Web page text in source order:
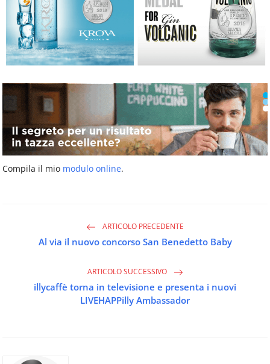
Compila il mio modulo online.
ARTICOLO PRECEDENTE
Al via il nuovo concorso San Benedetto Baby
ARTICOLO SUCCESSIVO
illycaffè torna in televisione e presenta i nuovi
LIVEHAPPilly Ambassador